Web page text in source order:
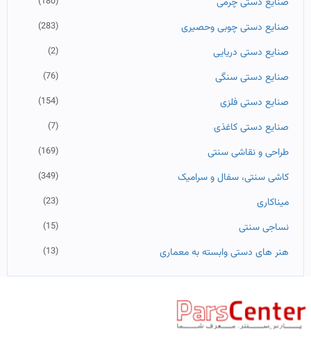
صنایع دستی چوبی وحصیری (283)
صنایع دستی دریایی (2)
صنایع دستی سنگی (76)
صنایع دستی فلزی (154)
صنایع دستی کاغذی (7)
طراحی و نقاشی سنتی (169)
کاشی سنتی، سفال و سرامیک (349)
میناکاری (23)
نساجی سنتی (15)
هنر های دستی وابسته به معماری (13)